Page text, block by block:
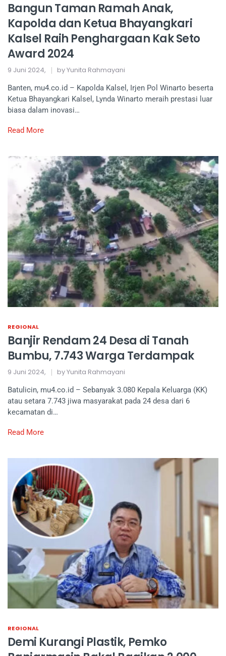
Bangun Taman Ramah Anak,
Kapolda dan Ketua Bhayangkari
Kalsel Raih Penghargaan Kak Seto
Award 2024
9 Juni 2024, by Yunita Rahmayani
Banten, mu4.co.id – Kapolda Kalsel, Irjen Pol Winarto beserta
Ketua Bhayangkari Kalsel, Lynda Winarto meraih prestasi luar
biasa dalam inovasi…
Read More
REGIONAL
Banjir Rendam 24 Desa di Tanah
Bumbu, 7.743 Warga Terdampak
9 Juni 2024, by Yunita Rahmayani
Batulicin, mu4.co.id – Sebanyak 3.080 Kepala Keluarga (KK)
atau setara 7.743 jiwa masyarakat pada 24 desa dari 6
kecamatan di…
Read More
REGIONAL
Demi Kurangi Plastik, Pemko